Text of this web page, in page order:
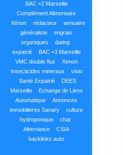
BAC +2 Marseille
Complément Alimentaire
Xénon
rédacteur
annuaire
généraliste
engrais
organiques
dating
expatrié
BAC +3 Marseille
VMC double flux
Xenon
Insecticides mineraux
visio
Santé Expatrié
DEES
Marseille
Echange de Liens
Automatique
Annonces
immobilieres Sanary
culture
hydroponique
chat
Alternance
CSIA
backlinks auto